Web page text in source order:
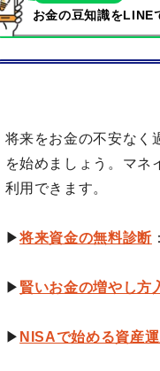
お金の豆知識をLINE
将来をお金の不安なく
を始めましょう。マネ
利用できます。
▶将来資金の無料診断
▶ 賢いお金の増やし方
▶ NISAで始める資産